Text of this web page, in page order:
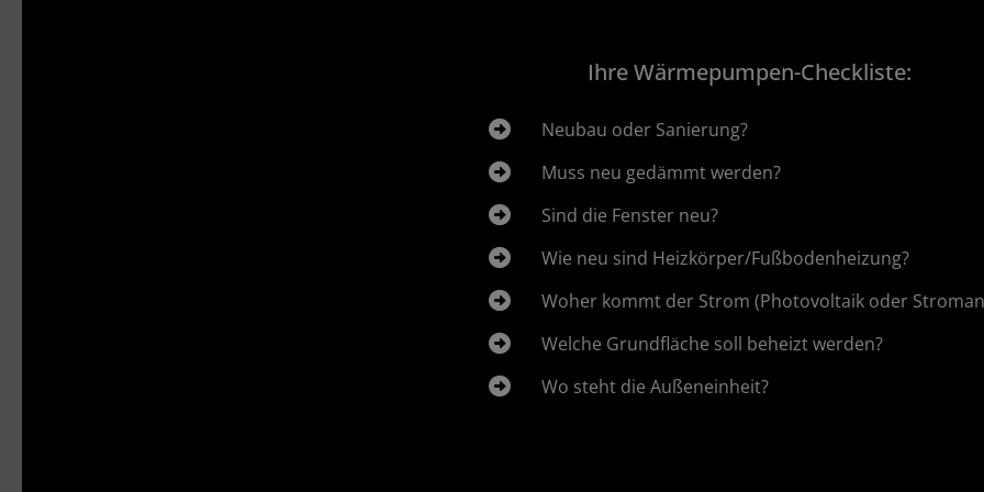
Ihre Wärmepumpen-Checkliste:
Neubau oder Sanierung?
Muss neu gedämmt werden?
Sind die Fenster neu?
Wie neu sind Heizkörper/Fußbodenheizung?
Woher kommt der Strom (Photovoltaik oder
Welche Grundfläche soll beheizt werden?
Wo steht die Außeneinheit?